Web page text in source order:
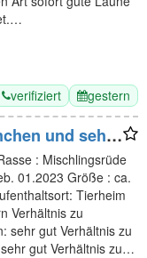
verifiziert gestern
und sehr
: Mischlingsrüde
01.2023 Größe : ca.
Tierheim
Verhältnis zu
sehr gut Verhältnis zu
gut Verhältnis zu…